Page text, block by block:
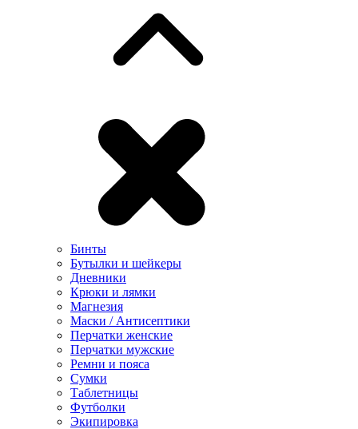
Бинты
Бутылки и шейкеры
Дневники
Крюки и лямки
Магнезия
Маски / Антисептики
Перчатки женские
Перчатки мужские
Ремни и пояса
Сумки
Таблетницы
Футболки
Экипировка